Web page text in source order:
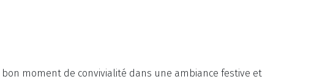
bon moment de convivialité dans une ambiance festive et